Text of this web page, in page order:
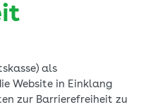
als
Website in Einklang
zur Barrierefreiheit zu